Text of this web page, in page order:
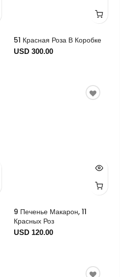
51 Красная Роза В Коробке
USD 300.00
9 Печенье Макарон, 11
Красных Роз
USD 120.00